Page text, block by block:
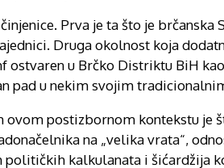
Prva je ta što je
Druga okolnost koja
ostvaren u Brčko Distriktu BiH
pad u nekim svojim
ovom postizbornom kontekstu je
na „velika vrata“,
političkih kalkulanata i šićardžija